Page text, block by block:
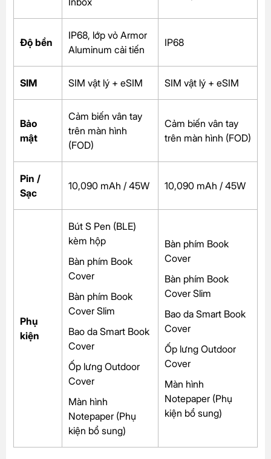
Độ bền
IP68, lớp vỏ Armor
Aluminum cải tiến
IP68
SIM SIM vật lý + eSIM SIM vật lý + eSIM
Bảo
mật
Cảm biến vân tay
trên màn hình
(FOD)
Cảm biến vân tay
trên màn hình (FOD)
Pin /
Sạc
10,090 mAh / 45W 10,090 mAh / 45W
Phụ
kiện
Bút S Pen (BLE)
kèm hộp
Bàn phím Book
Cover
Bàn phím Book
Cover Slim
Bao da Smart Book
Cover
Ốp lưng Outdoor
Cover
Màn hình
Notepaper (Phụ
kiện bổ sung)
Bàn phím Book
Cover
Bàn phím Book
Cover Slim
Bao da Smart Book
Cover
Ốp lưng Outdoor
Cover
Màn hình
Notepaper (Phụ
kiện bổ sung)